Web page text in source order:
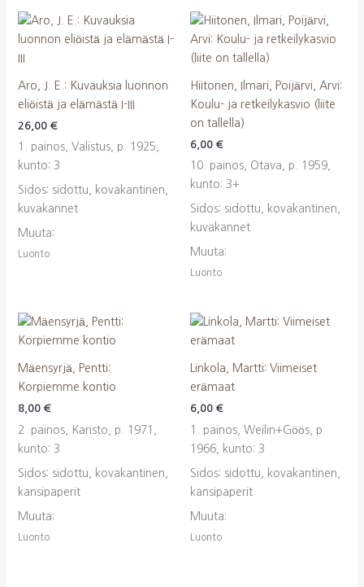
Aro, J. E.: Kuvauksia luonnon
eliöistä ja elämästä I-III
26,00 €
1. painos, Valistus, p. 1925,
kunto: 3
Sidos: sidottu, kovakantinen,
kuvakannet
Muuta:
Luonto
Hiitonen, Ilmari, Poijärvi, Arvi:
Koulu- ja retkeilykasvio (liite
on tallella)
6,00 €
10. painos, Otava, p. 1959,
kunto: 3+
Sidos: sidottu, kovakantinen,
kuvakannet
Muuta:
Luonto
Mäensyrjä, Pentti:
Korpiemme kontio
8,00 €
2. painos, Karisto, p. 1971,
kunto: 3
Sidos: sidottu, kovakantinen,
kansipaperit
Muuta:
Luonto
Linkola, Martti: Viimeiset
erämaat
6,00 €
1. painos, Weilin+Göös, p.
1966, kunto: 3
Sidos: sidottu, kovakantinen,
kansipaperit
Muuta:
Luonto